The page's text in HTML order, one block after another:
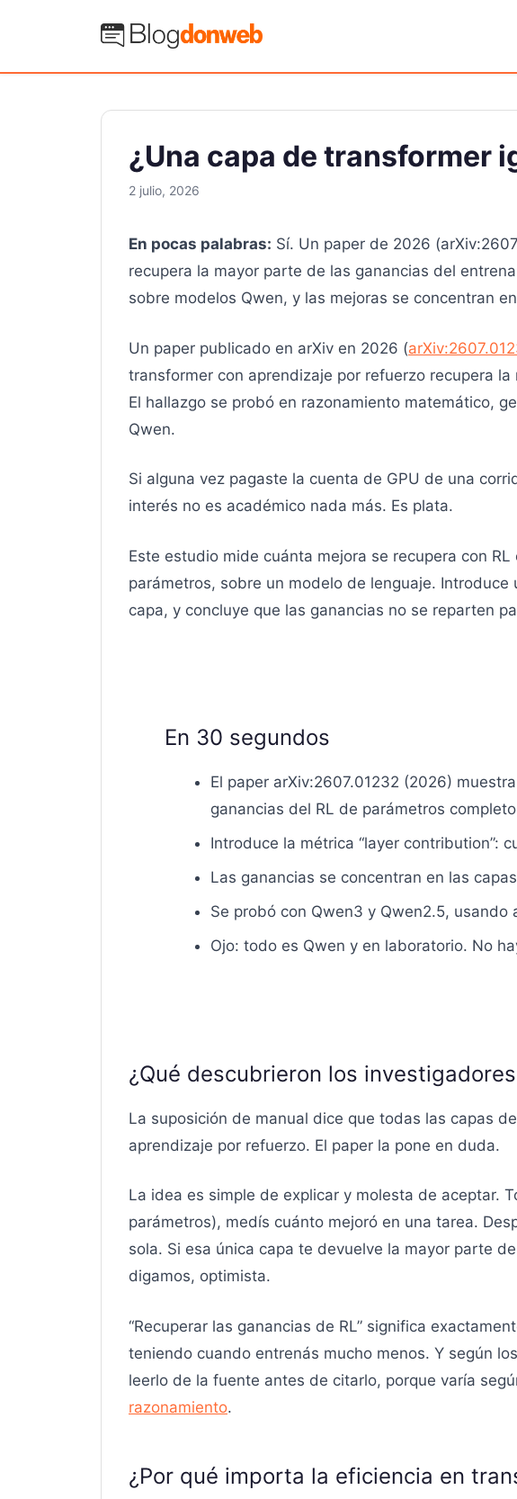
Blog Donweb
¿Una capa de transformer
2 julio, 2026
En pocas palabras: Sí. Un paper de 2026
recupera la mayor parte de las ganancias del
sobre modelos Qwen, y las mejoras se concentran
Un paper publicado en arXiv en 2026 (
transformer con aprendizaje por refuerzo recupera
El hallazgo se probó en razonamiento matemático,
Qwen.
Si alguna vez pagaste la cuenta de GPU de una
interés no es académico nada más. Es plata.
Este estudio mide cuánta mejora se recupera con
parámetros, sobre un modelo de lenguaje.
capa, y concluye que las ganancias no se reparten
En 30 segundos
El paper arXiv:2607.01232 (2026)
ganancias del RL de parámetros
Introduce la métrica “layer contribution”:
Las ganancias se concentran en las
Se probó con Qwen3 y Qwen2.5, usando
Ojo: todo es Qwen y en laboratorio. No
¿Qué descubrieron los
La suposición de manual dice que todas las capas
aprendizaje por refuerzo. El paper la pone en duda.
La idea es simple de explicar y molesta de aceptar.
parámetros), medís cuánto mejoró en una tarea.
sola. Si esa única capa te devuelve la mayor parte
digamos, optimista.
“Recuperar las ganancias de RL” significa
teniendo cuando entrenás mucho menos. Y según
leerlo de la fuente antes de citarlo, porque varía
razonamiento.
¿Por qué importa la eficiencia en